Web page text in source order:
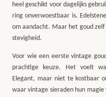
heel geschikt voor dagelijks
ring onverwoestbaar is.
om aandacht. Maar het goud
stevigheid.
Voor wie een eerste vintage
prachtige keuze. Het voelt
Elegant, maar niet te kostbaar
waar vintage sieraden hun